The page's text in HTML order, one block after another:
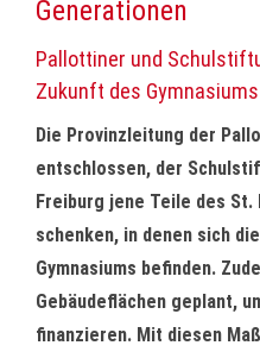
Generationen
Pallottiner und
Zukunft des
Die Provinzleitung der
entschlossen, der
Freiburg jene Teile des St.
schenken, in denen sich
Gymnasiums befinden.
Gebäudeflächen geplant,
finanzieren. Mit diesen